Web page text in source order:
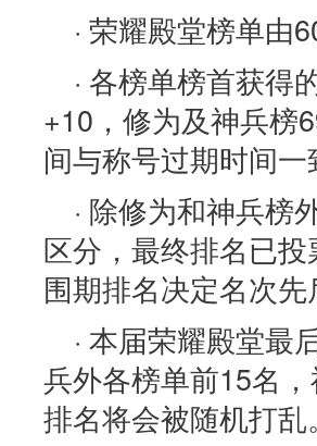
· 荣耀殿堂榜单由
· 各榜单榜首获得
+10，修为及神兵榜
间与称号过期时间一
· 除修为和神兵榜
区分，最终排名已
围期排名决定名次先
· 本届荣耀殿堂最
兵外各榜单前15名
排名将会被随机打乱。